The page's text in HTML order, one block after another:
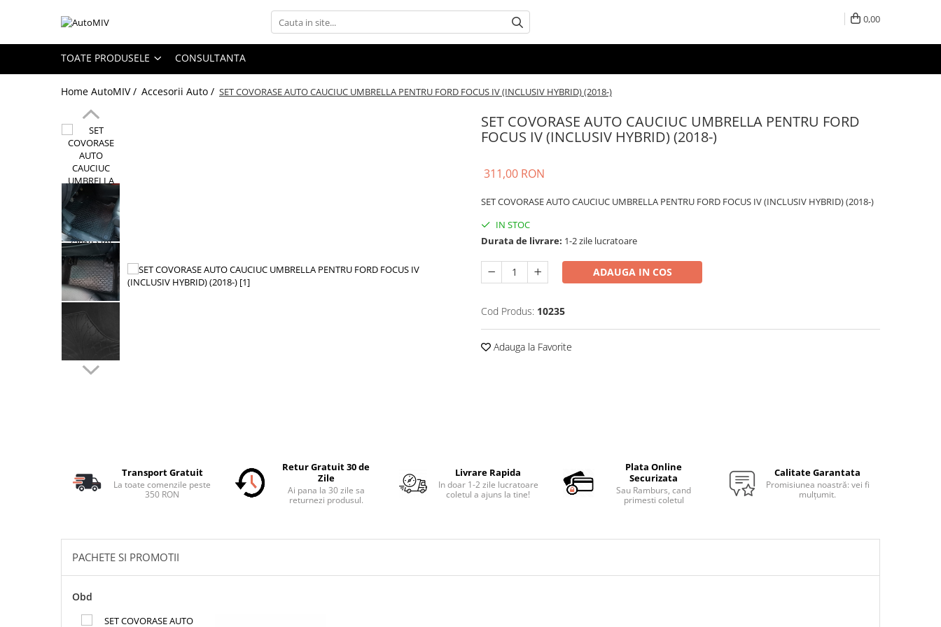
Toate Produsele
Oferta Saptamanii
Bloc Lumini
Butoane Reglare Oglinzi
Seturi Butoane
Butoane Blocare/Deblocare
Buton Frana
Buton Clapeta Rezervor
Buton Portbagaj
Alte Butoane/Comutatoare
Butoane Semnalizare
Schimbatoare Viteze
Accesorii Auto Exterior
Tavite Portbagaj Dedicate
Covorase Auto/ Presuri Auto
Seturi Interior
Accesorii Siguranta Auto
0,00
TOATE PRODUSELE CONSULTANTA
Home AutoMIV / Accesorii Auto / SET COVORASE AUTO CAUCIUC UMBRELLA PENTRU FORD FOCUS IV (INCLUSIV HYBRID) (2018-)
SET COVORASE AUTO CAUCIUC UMBRELLA PENTRU FORD
FOCUS IV (INCLUSIV HYBRID) (2018-)
311,00 RON
SET COVORASE AUTO CAUCIUC UMBRELLA PENTRU FORD FOCUS IV (INCLUSIV HYBRID) (2018-)
IN STOC
Durata de livrare: 1-2 zile lucratoare
ADAUGA IN COS
Cod Produs: 10235
Adauga la Favorite
Transport Gratuit
La toate comenzile peste
350 RON
Retur Gratuit 30 de
Zile
Ai pana la 30 zile sa
returnezi produsul.
Livrare Rapida
In doar 1-2 zile lucratoare
coletul a ajuns la tine!
Plata Online
Securizata
Sau Ramburs, cand
primesti coletul
Calitate Garantata
Promisiunea noastră: vei fi
mulțumit.
PACHETE SI PROMOTII
Obd